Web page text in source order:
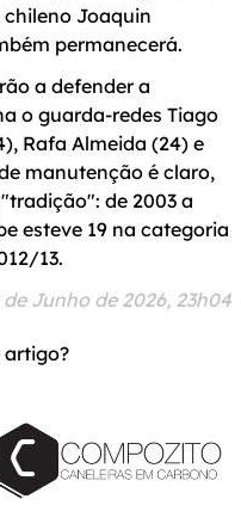
Joaquin
permanecerá.
a defender a
o guarda-redes Tiago
Rafa Almeida (24) e
manutenção é claro,
de 2003 a
esteve 19 na categoria
13.
Junho de 2026, 23h04
artigo?